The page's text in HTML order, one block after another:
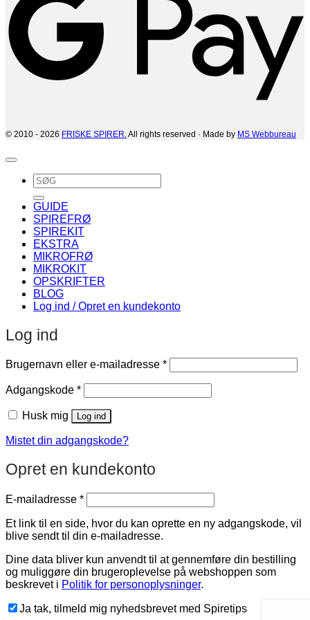
© 2010 - 2026 FRISKE SPIRER. All rights reserved · Made by MS Webbureau
Søg
efter:
GUIDE
SPIREFRØ
SPIREKIT
EKSTRA
MIKROFRØ
MIKROKIT
OPSKRIFTER
BLOG
Log ind / Opret en kundekonto
Log ind
Brugernavn eller e-mailadresse *Påkrævet
Adgangskode *Påkrævet
Husk mig Log ind
Mistet din adgangskode?
Opret en kundekonto
E-mailadresse *Påkrævet
Et link til en side, hvor du kan oprette en ny adgangskode, vil
blive sendt til din e-mailadresse.
Dine data bliver kun anvendt til at gennemføre din bestilling
og muliggøre din brugeroplevelse på webshoppen som
beskrevet i Politik for personoplysninger.
Ja tak, tilmeld mig nyhedsbrevet med Spiretips